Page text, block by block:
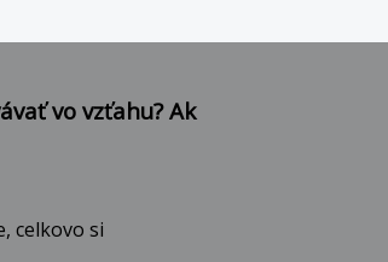
vo vzťahu? Ak
celkovo si